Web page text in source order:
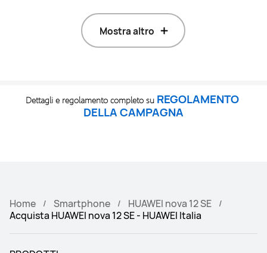
Mostra altro
Dettagli e regolamento completo su REGOLAMENTO
DELLA CAMPAGNA
Home Smartphone
HUAWEI nova 12 SE
Acquista HUAWEI nova 12 SE - HUAWEI Italia